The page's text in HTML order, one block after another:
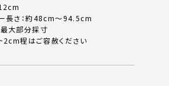
長さ：約48cm～94.5cm
大部分採寸
程はご容赦ください